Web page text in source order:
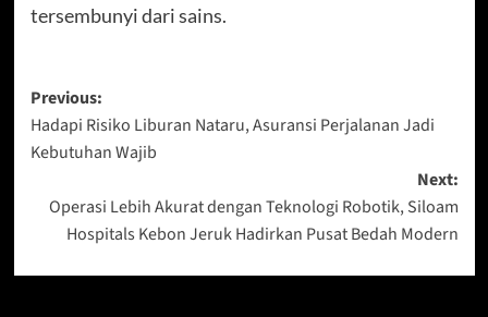
tersembunyi dari sains.
Post
navigation
Previous:
Hadapi Risiko Liburan Nataru, Asuransi Perjalanan Jadi
Kebutuhan Wajib
Next:
Operasi Lebih Akurat dengan Teknologi Robotik, Siloam
Hospitals Kebon Jeruk Hadirkan Pusat Bedah Modern